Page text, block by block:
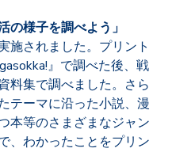
の様子を調べよう」
施されました。プリント
』で調べた後、戦
料集で調べました。さら
テーマに沿った小説、漫
本等のさまざまなジャン
、わかったことをプリン